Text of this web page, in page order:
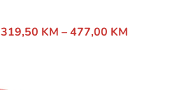
319,50 KM –477,00 KM